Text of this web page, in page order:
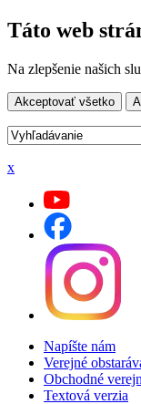
Táto web
Na zlepšenie našich
Akceptovať všetko
x
Napíšte nám
Verejné
Obchodné
Textová verzia